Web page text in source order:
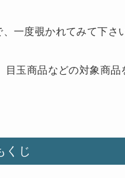
一度覗かれてみて下さい
玉商品などの対象商品
くじ